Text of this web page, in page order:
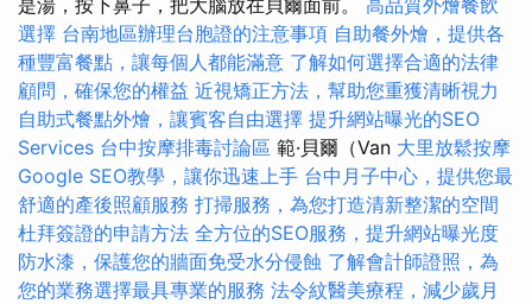
選擇 台南地區辦理台胞證的注意事項 自助餐外燴，提供各
種豐富餐點，讓每個人都能滿意 了解如何選擇合適的法律
顧問，確保您的權益 近視矯正方法，幫助您重獲清晰視力
自助式餐點外燴，讓賓客自由選擇 提升網站曝光的SEO
Services 台中按摩排毒討論區 範·貝爾（Van 大里放鬆按摩
Google SEO教學，讓你迅速上手 台中月子中心，提供您最
舒適的產後照顧服務 打掃服務，為您打造清新整潔的空間
杜拜簽證的申請方法 全方位的SEO服務，提升網站曝光度
防水漆，保護您的牆面免受水分侵蝕 了解會計師證照，為
您的業務選擇最具專業的服務 法令紋醫美療程，減少歲月